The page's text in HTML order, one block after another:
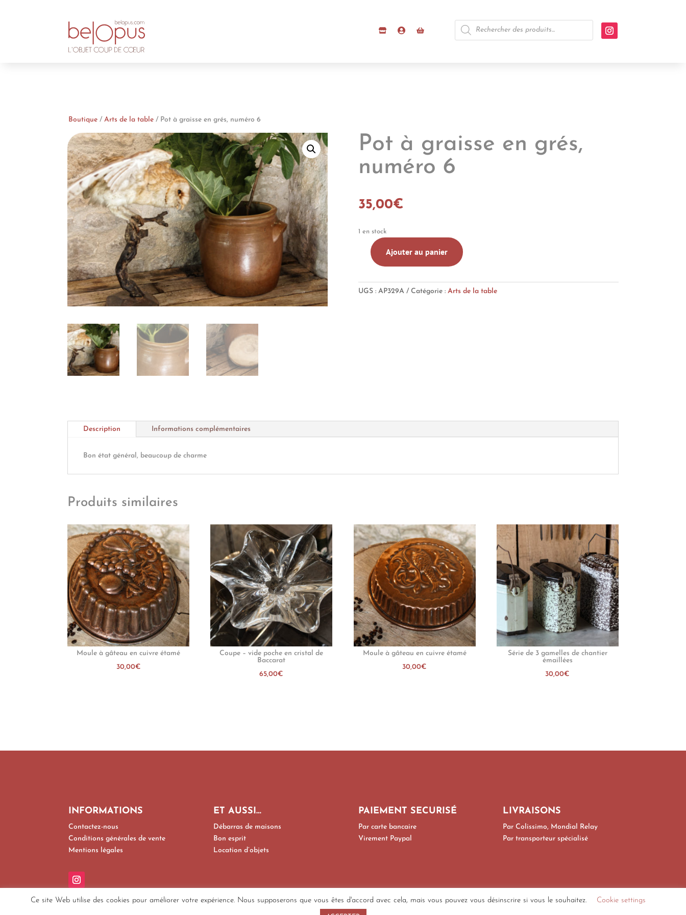
Recherche
de
produits
Boutique /Arts de la table / Pot à graisse en grés, numéro 6
Pot à graisse en grés,
numéro 6
35,00€
1 en stock
quantité
Pot
à
Ajouter au panier
UGS : AP329A Catégorie : Arts de la table
Description Informations complémentaires
Bon état général, beaucoup de charme
Produits similaires
Moule à gâteau en cuivre étamé
30,00€
Coupe – vide poche en cristal de
Baccarat
65,00€
Moule à gâteau en cuivre étamé
30,00€
Série de 3 gamelles de chantier
émaillées
30,00€
INFORMATIONS
Contactez-nous
Conditions générales de vente
Mentions légales
ET AUSSI…
Débarras de maisons
Bon esprit
Location d’objets
PAIEMENT SECURISÉ
Par carte bancaire
Virement Paypal
LIVRAISONS
Par Colissimo, Mondial Relay
Par transporteur spécialisé
Ce site Web utilise des cookies pour améliorer votre expérience. Nous supposerons que vous êtes d'accord avec cela, mais vous pouvez vous désinscrire si vous le souhaitez. Cookie settings